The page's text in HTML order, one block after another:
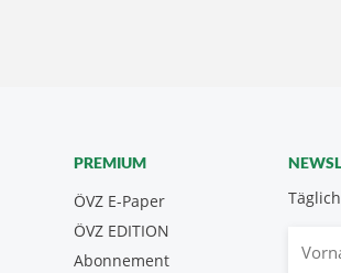
PREMIUM
ÖVZ E-Paper
Abonnement
ÖVZ EDITION